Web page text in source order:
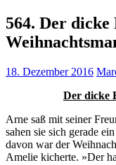
564. Der dicke
18. Dezember 2016
Der dicke
Arne saß mit seiner
sahen sie sich gerade
davon war der
Amelie kicherte. »Der